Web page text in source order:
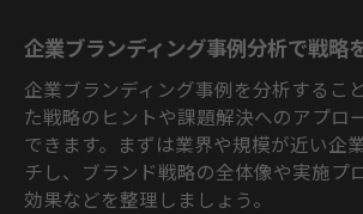
企業ブランディング事例分析で戦略
企業ブランディング事例を分析するこ
た戦略のヒントや課題解決へのアプロ
できます。まずは業界や規模が近い企
チし、ブランド戦略の全体像や実施プ
効果などを整理しましょう。